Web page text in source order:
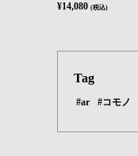
¥14,080 (税込)
Tag
#ar #コモノ